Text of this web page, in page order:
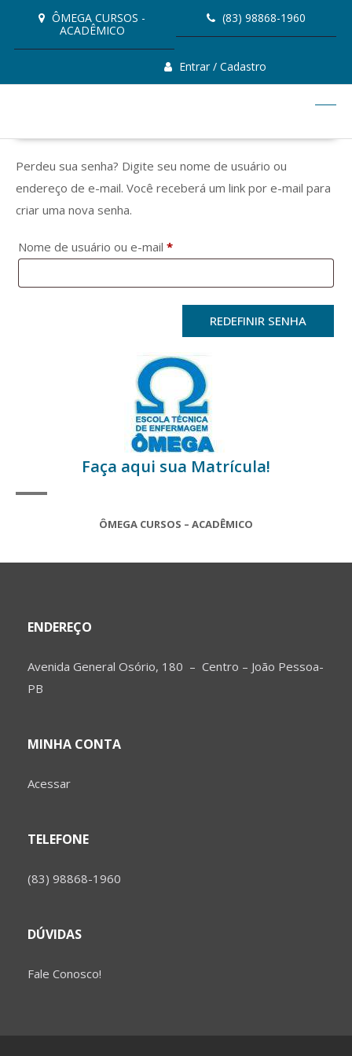
content
ÔMEGA CURSOS -
ACADÊMICO
(83) 98868-1960
Entrar / Cadastro
Perdeu sua senha? Digite seu nome de usuário ou
endereço de e-mail. Você receberá um link por e-mail para
criar uma nova senha.
Nome de usuário ou e-mail *Obrigatório
REDEFINIR SENHA
Faça aqui sua Matrícula!
ÔMEGA CURSOS – ACADÊMICO
ENDEREÇO
Avenida General Osório, 180 – Centro – João Pessoa-
PB
MINHA CONTA
Acessar
TELEFONE
(83) 98868-1960
DÚVIDAS
Fale Conosco!